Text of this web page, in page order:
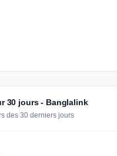
30 jours - Banglalink
des 30 derniers jours